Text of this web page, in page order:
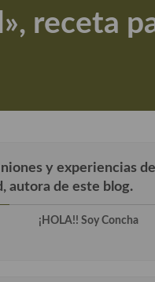
receta
y experiencias
autora de este blog.
¡HOLA!! Soy Concha